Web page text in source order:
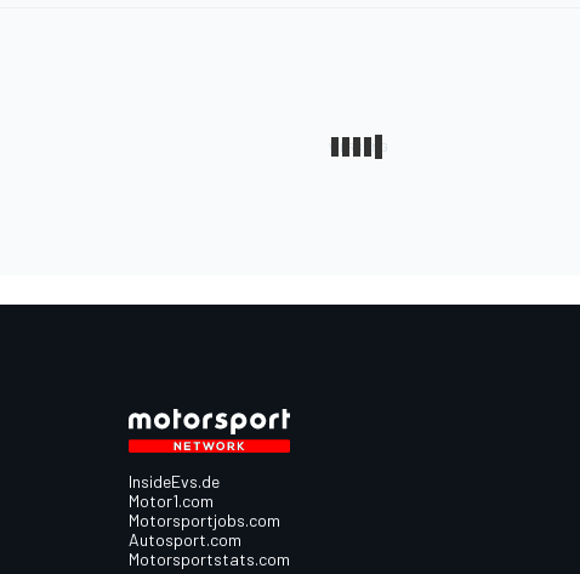
InsideEvs.de
Motor1.com
Motorsportjobs.com
Autosport.com
Motorsportstats.com